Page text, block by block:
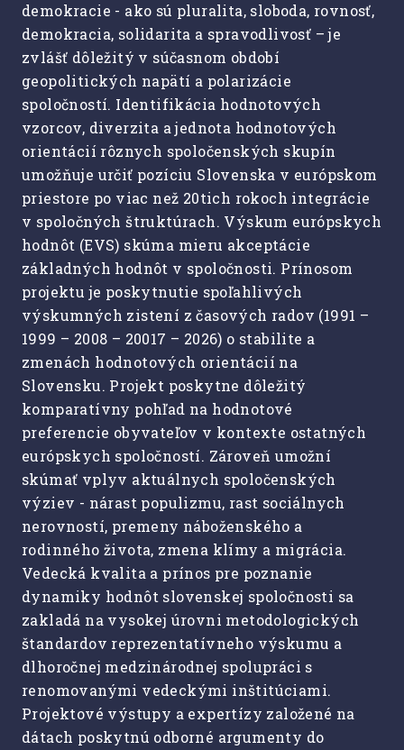
demokracie - ako sú pluralita, sloboda, rovnosť,
demokracia, solidarita a spravodlivosť – je
zvlášť dôležitý v súčasnom období
geopolitických napätí a polarizácie
spoločností. Identifikácia hodnotových
vzorcov, diverzita a jednota hodnotových
orientácií rôznych spoločenských skupín
umožňuje určiť pozíciu Slovenska v európskom
priestore po viac než 20tich rokoch integrácie
v spoločných štruktúrach. Výskum európskych
hodnôt (EVS) skúma mieru akceptácie
základných hodnôt v spoločnosti. Prínosom
projektu je poskytnutie spoľahlivých
výskumných zistení z časových radov (1991 –
1999 – 2008 – 20017 – 2026) o stabilite a
zmenách hodnotových orientácií na
Slovensku. Projekt poskytne dôležitý
komparatívny pohľad na hodnotové
preferencie obyvateľov v kontexte ostatných
európskych spoločností. Zároveň umožní
skúmať vplyv aktuálnych spoločenských
výziev - nárast populizmu, rast sociálnych
nerovností, premeny náboženského a
rodinného života, zmena klímy a migrácia.
Vedecká kvalita a prínos pre poznanie
dynamiky hodnôt slovenskej spoločnosti sa
zakladá na vysokej úrovni metodologických
štandardov reprezentatívneho výskumu a
dlhoročnej medzinárodnej spolupráci s
renomovanými vedeckými inštitúciami.
Projektové výstupy a expertízy založené na
dátach poskytnú odborné argumenty do